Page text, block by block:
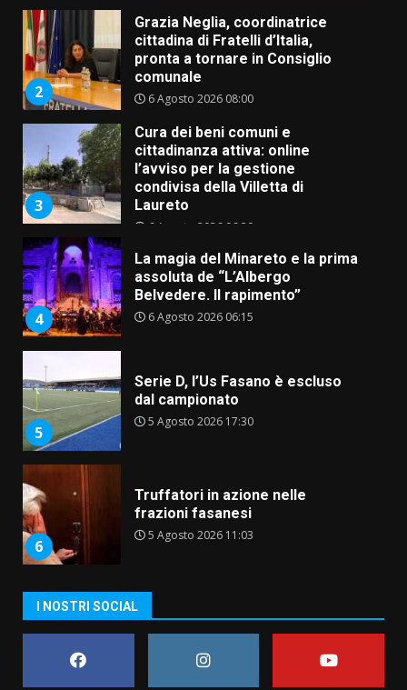
2
Grazia Neglia, coordinatrice
cittadina di Fratelli d’Italia,
pronta a tornare in Consiglio
comunale
6 Agosto 2026 08:00
3
Cura dei beni comuni e
cittadinanza attiva: online
l’avviso per la gestione
condivisa della Villetta di
Laureto
6 Agosto 2026 06:20
4
La magia del Minareto e la prima
assoluta de “L’Albergo
Belvedere. Il rapimento”
6 Agosto 2026 06:15
5
Serie D, l’Us Fasano è escluso
dal campionato
5 Agosto 2026 17:30
6
Truffatori in azione nelle
frazioni fasanesi
5 Agosto 2026 11:03
al Prefetto: “Noi cittadini di
serie B”
5 Agosto 2026 06:15
I NOSTRI SOCIAL